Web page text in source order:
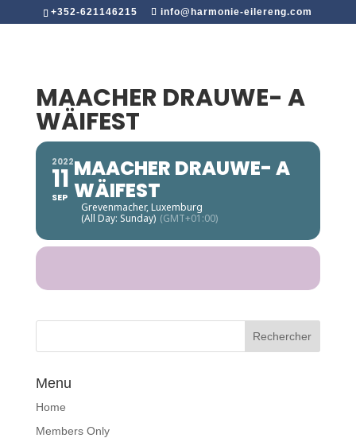
+352-621146215 info@harmonie-eilereng.com
MAACHER DRAUWE- A
WÄIFEST
2022
11
SEP
MAACHER DRAUWE- A
WÄIFEST
Grevenmacher, Luxemburg
(All Day: Sunday) (GMT+01:00)
Menu
Home
Members Only